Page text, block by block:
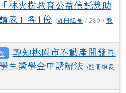
林火樹教育公益信託獎助
表」各1份
(註冊組長 / 280 / 教
轉知桃園市不動產開發同
生獎學金申請辦法
(註冊組長